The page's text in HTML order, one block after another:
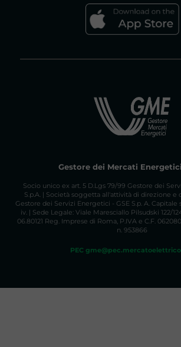
Gestore dei Mercati Energetici
Socio unico ex art. 5 D.Lgs 79/99 Gestore dei
S.p.A. | Società soggetta all'attività di direzione
Gestore dei Servizi Energetici - GSE S.p. A. Capitale
iv. | Sede Legale: Viale Maresciallo Pilsudski 122/
06.80121 Reg. Imprese di Roma, P.IVA e C.F.
n. 953866
PEC